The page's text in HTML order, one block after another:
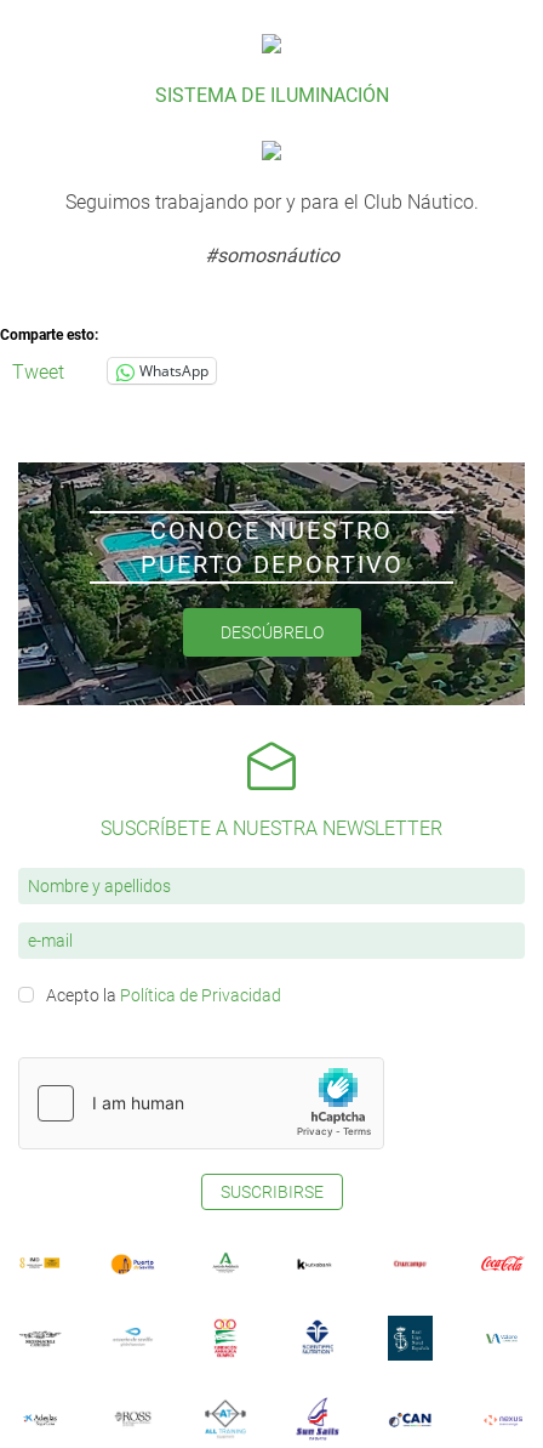
SISTEMA DE ILUMINACIÓN
Seguimos trabajando por y para el Club Náutico.
#somosnáutico
Comparte esto:
Tweet WhatsApp
CONOCE NUESTRO
PUERTO DEPORTIVO
DESCÚBRELO
SUSCRÍBETE A NUESTRA NEWSLETTER
Acepto la Política de Privacidad
SUSCRIBIRSE